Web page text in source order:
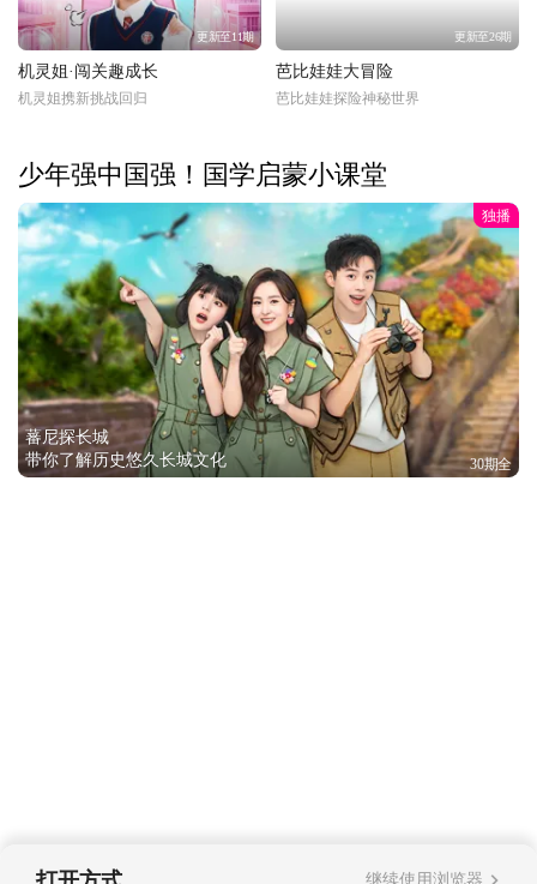
更新至11期
机灵姐·闯关趣成长
机灵姐携新挑战回归
更新至26期
芭比娃娃大冒险
芭比娃娃探险神秘世界
少年强中国强！国学启蒙小课堂
蕃尼探长城
带你了解历史悠久长城文化
独播
30期全
继续使用浏览器